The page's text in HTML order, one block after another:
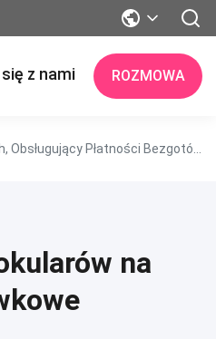
z nami ROZMOWA
na